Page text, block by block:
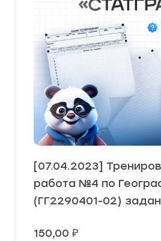
[07.04.2023]
работа №4 по
(ГГ2290401-02)
150,00 ₽